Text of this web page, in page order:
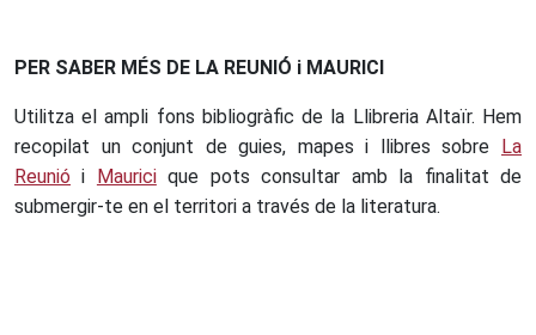
PER SABER MÉS DE LA REUNIÓ i MAURICI
Utilitza el ampli fons bibliogràfic de la Llibreria Altaïr. Hem
recopilat un conjunt de guies, mapes i llibres sobre
La
Reunió i Mauricique pots consultar amb la finalitat de
submergir-te en el territori a través de la literatura.